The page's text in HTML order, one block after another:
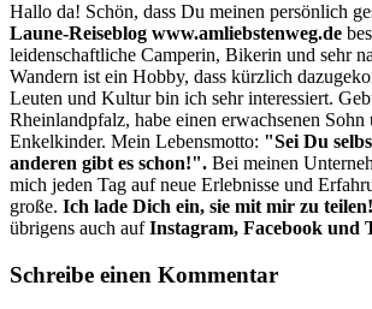
Hallo da! Schön, dass Du meinen persönlich
Laune-Reiseblog www.amliebstenweg.de
leidenschaftliche Camperin, Bikerin und sehr
Wandern ist ein Hobby, dass kürzlich
Leuten und Kultur bin ich sehr interessiert.
Rheinlandpfalz, habe einen erwachsenen Sohn
Enkelkinder. Mein Lebensmotto: "Sei Du
anderen gibt es schon!". Bei meinen
mich jeden Tag auf neue Erlebnisse und
große. Ich lade Dich ein, sie mit mir zu teilen!
übrigens auch aufInstagram, Facebook und
Schreibe einen Kommentar